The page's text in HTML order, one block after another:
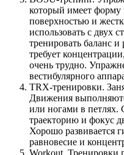
который имеет форму
поверхностью и
использовать с двух
тренировать баланс
требует
очень трудно.
вестибулярного
TRX-тренировки.
Движения
или ногами в петлях.
траекторию и фокус
Хорошо развивается
равновесие и
Workout. Тренировки